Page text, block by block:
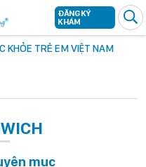
KHỎE TRẺ EM VIỆT NAM
ĐĂNG KÝ
KHÁM
mục